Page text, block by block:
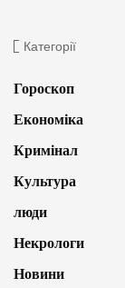
Категорії
Гороскоп
Економіка
Кримінал
Культура
люди
Некрологи
Новини